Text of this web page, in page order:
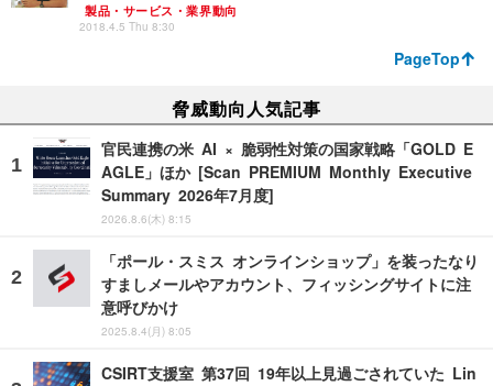
製品・サービス・業界動向
2018.4.5 Thu 8:30
PageTop
脅威動向人気記事
官民連携の米 AI × 脆弱性対策の国家戦略「GOLD E
AGLE」ほか [Scan PREMIUM Monthly Executive
Summary 2026年7月度]
2026.8.6(木) 8:15
「ポール・スミス オンラインショップ」を装ったなり
すましメールやアカウント、フィッシングサイトに注
意呼びかけ
2025.8.4(月) 8:05
CSIRT支援室 第37回 19年以上見過ごされていた Lin